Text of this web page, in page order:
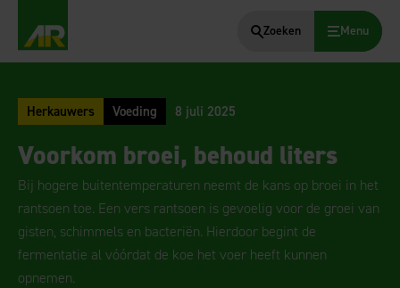
AgruniekRijnvallei
Zoeken Menu
Herkauwers Voeding 8 juli 2025
Voorkom broei, behoud liters
Bij hogere buitentemperaturen neemt de kans op broei in het
rantsoen toe. Een vers rantsoen is gevoelig voor de groei van
gisten, schimmels en bacteriën. Hierdoor begint de
fermentatie al vóórdat de koe het voer heeft kunnen
opnemen.